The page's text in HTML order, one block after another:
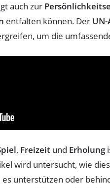
auch zur
entfalten können. Der
um die
, Freizeit und Erholung
wird untersucht, wie
unterstützen oder